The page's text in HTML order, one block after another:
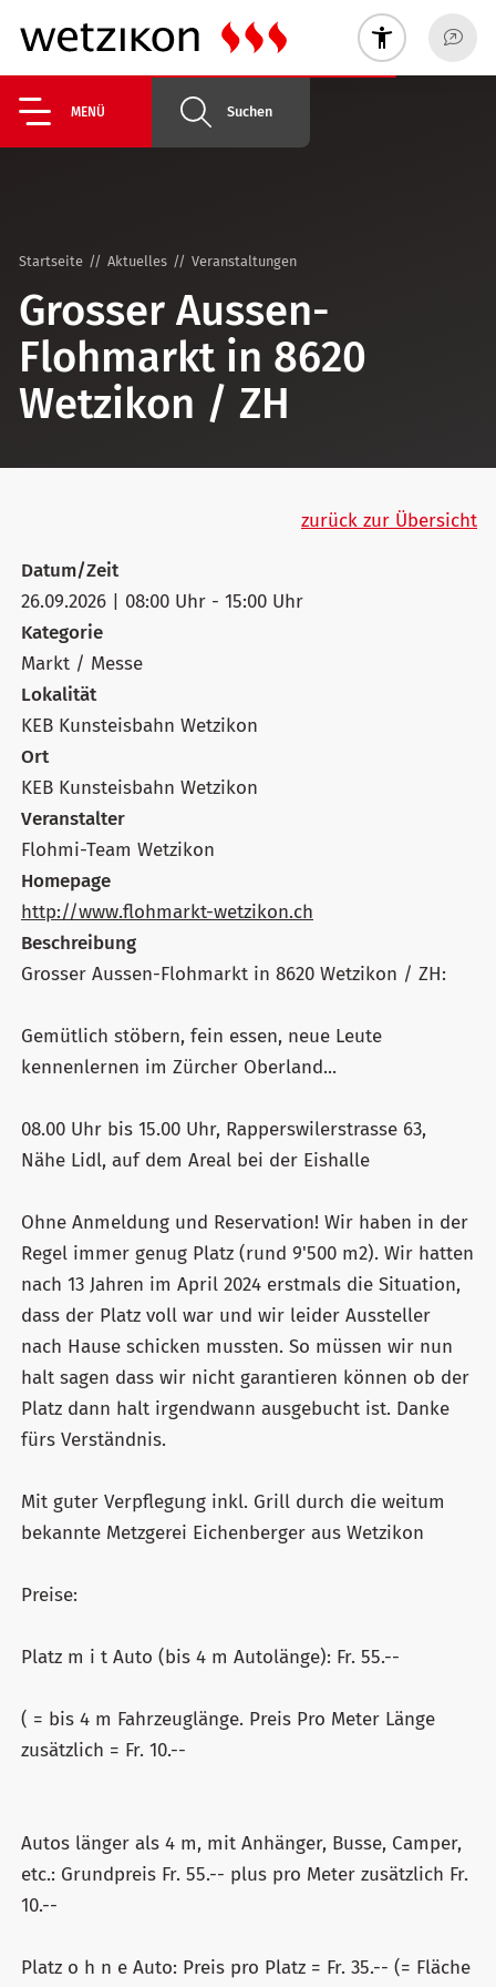
MENÜ Suchen
Startseite Aktuelles Veranstaltungen
Grosser Aussen-
Flohmarkt in 8620
Wetzikon / ZH
zurück zur Übersicht
Datum/Zeit
26.09.2026 | 08:00 Uhr - 15:00 Uhr
Kategorie
Markt / Messe
Lokalität
KEB Kunsteisbahn Wetzikon
Ort
KEB Kunsteisbahn Wetzikon
Veranstalter
Flohmi-Team Wetzikon
Homepage
http://www.flohmarkt-wetzikon.ch
Beschreibung
Grosser Aussen-Flohmarkt in 8620 Wetzikon / ZH:
Gemütlich stöbern, fein essen, neue Leute
kennenlernen im Zürcher Oberland...
08.00 Uhr bis 15.00 Uhr, Rapperswilerstrasse 63,
Nähe Lidl, auf dem Areal bei der Eishalle
Ohne Anmeldung und Reservation! Wir haben in der
Regel immer genug Platz (rund 9'500 m2). Wir hatten
nach 13 Jahren im April 2024 erstmals die Situation,
dass der Platz voll war und wir leider Aussteller
nach Hause schicken mussten. So müssen wir nun
halt sagen dass wir nicht garantieren können ob der
Platz dann halt irgendwann ausgebucht ist. Danke
fürs Verständnis.
Mit guter Verpflegung inkl. Grill durch die weitum
bekannte Metzgerei Eichenberger aus Wetzikon
Preise:
Platz m i t Auto (bis 4 m Autolänge): Fr. 55.--
( = bis 4 m Fahrzeuglänge. Preis Pro Meter Länge
zusätzlich = Fr. 10.--
Autos länger als 4 m, mit Anhänger, Busse, Camper,
etc.: Grundpreis Fr. 55.-- plus pro Meter zusätzlich Fr.
10.--
Platz o h n e Auto: Preis pro Platz = Fr. 35.-- (= Fläche